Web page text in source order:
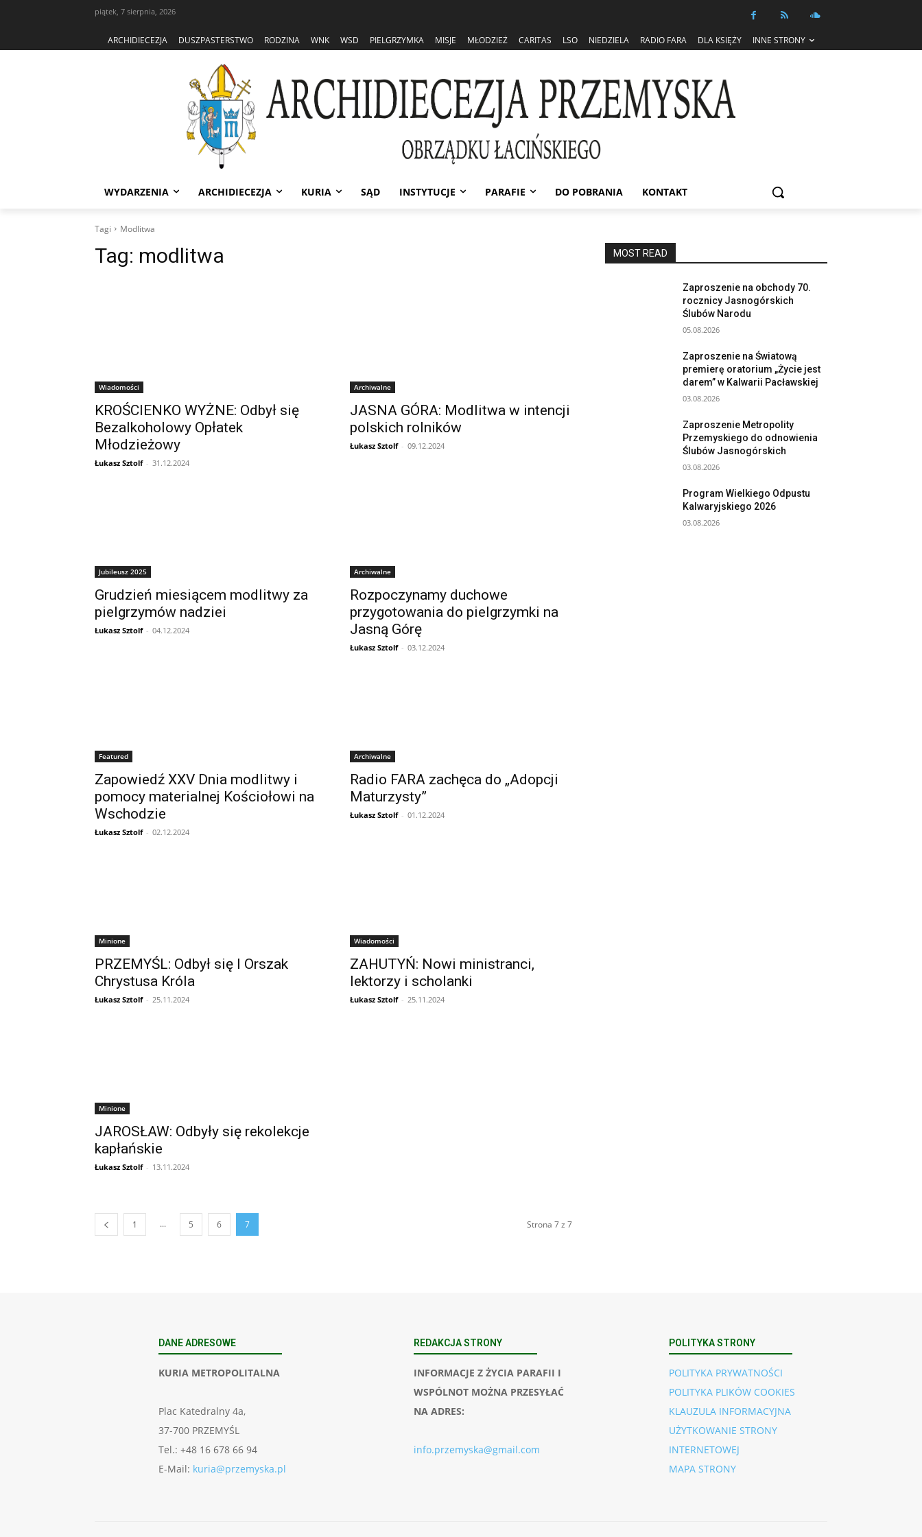
piątek, 7 sierpnia, 2026
ARCHIDIECEZJA DUSZPASTERSTWO RODZINA WNK WSD PIELGRZYMKA MISJE MŁODZIEŻ CARITAS LSO NIEDZIELA RADIO FARA DLA KSIĘŻY INNE STRONY
WYDARZENIA ARCHIDIECEZJA KURIA SĄD INSTYTUCJE PARAFIE DO POBRANIA KONTAKT
Tagi Modlitwa
Tag: modlitwa
Wiadomości
KROŚCIENKO WYŻNE: Odbył się
Bezalkoholowy Opłatek
Młodzieżowy
Łukasz Sztolf - 31.12.2024
Archiwalne
JASNA GÓRA: Modlitwa w intencji
polskich rolników
Łukasz Sztolf - 09.12.2024
Jubileusz 2025
Grudzień miesiącem modlitwy za
pielgrzymów nadziei
Łukasz Sztolf - 04.12.2024
Archiwalne
Rozpoczynamy duchowe
przygotowania do pielgrzymki na
Jasną Górę
Łukasz Sztolf - 03.12.2024
Featured
Zapowiedź XXV Dnia modlitwy i
pomocy materialnej Kościołowi na
Wschodzie
Łukasz Sztolf - 02.12.2024
Archiwalne
Radio FARA zachęca do „Adopcji
Maturzysty”
Łukasz Sztolf - 01.12.2024
Minione
PRZEMYŚL: Odbył się I Orszak
Chrystusa Króla
Łukasz Sztolf - 25.11.2024
Wiadomości
ZAHUTYŃ: Nowi ministranci,
lektorzy i scholanki
Łukasz Sztolf - 25.11.2024
Minione
JAROSŁAW: Odbyły się rekolekcje
kapłańskie
Łukasz Sztolf - 13.11.2024
1 ... 5 6 7 Strona 7 z 7
MOST READ
Zaproszenie na obchody 70.
rocznicy Jasnogórskich
Ślubów Narodu
05.08.2026
Zaproszenie na Światową
premierę oratorium „Życie jest
darem” w Kalwarii Pacławskiej
03.08.2026
Zaproszenie Metropolity
Przemyskiego do odnowienia
Ślubów Jasnogórskich
03.08.2026
Program Wielkiego Odpustu
Kalwaryjskiego 2026
03.08.2026
DANE ADRESOWE
KURIA METROPOLITALNA
Plac Katedralny 4a,
37-700 PRZEMYŚL
Tel.: +48 16 678 66 94
E-Mail: kuria@przemyska.pl
REDAKCJA STRONY
INFORMACJE Z ŻYCIA PARAFII I
WSPÓLNOT MOŻNA PRZESYŁAĆ
NA ADRES:
info.przemyska@gmail.com
POLITYKA STRONY
POLITYKA PRYWATNOŚCI
POLITYKA PLIKÓW COOKIES
KLAUZULA INFORMACYJNA
UŻYTKOWANIE STRONY
INTERNETOWEJ
MAPA STRONY